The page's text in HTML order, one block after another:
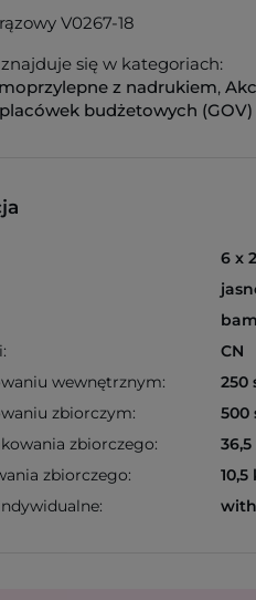
V0267-18
się w kategoriach:
z nadrukiem,
budżetowych
6 x
CN
wewnętrznym:
250
zbiorczym:
500
zbiorczego:
zbiorczego:
10,5